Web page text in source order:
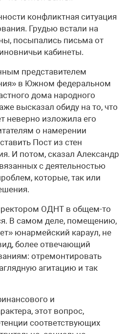
конфликтная ситуация
Грудью встали на
посыпались письма от
кабинеты.
представителем
в Южном федеральном
дома народного
высказал обиду на то, что
неверно изложила его
о намерении
Пост из стен
И потом, сказал Александр
с деятельностью
которые, так или
ОДНТ в общем-то
В самом деле, помещению,
юнармейский караул, не
более отвечающий
отремонтировать
агитацию и так
и
этот вопрос,
соответствующих